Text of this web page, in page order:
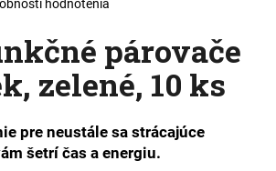
hodnotenia
párovače
zelené, 10 ks
pre neustále sa strácajúce
šetrí čas a energiu.